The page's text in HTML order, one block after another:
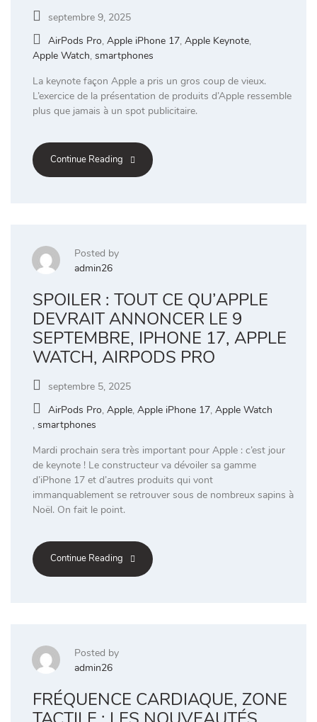
septembre 9, 2025
AirPods Pro, Apple iPhone 17, Apple Keynote,
Apple Watch, smartphones
La keynote façon Apple a pris un gros coup de vieux.
L’exercice de la présentation de produits d’Apple ressemble
plus que jamais à un spot publicitaire.
Continue Reading
Posted by
admin26
SPOILER : TOUT CE QU’APPLE
DEVRAIT ANNONCER LE 9
SEPTEMBRE, IPHONE 17, APPLE
WATCH, AIRPODS PRO
septembre 5, 2025
AirPods Pro, Apple, Apple iPhone 17, Apple Watch
, smartphones
Mardi prochain sera très important pour Apple : c’est jour
de keynote ! Le constructeur va dévoiler sa gamme
d’iPhone 17 et d’autres produits qui vont
immanquablement se retrouver sous de nombreux sapins à
Noël. On fait le point.
Continue Reading
Posted by
admin26
FRÉQUENCE CARDIAQUE, ZONE